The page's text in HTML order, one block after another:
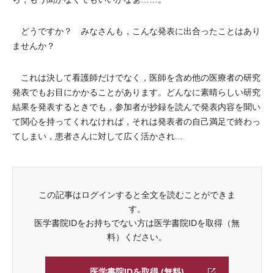
どうですか？ みなさんも，こんな発表に出合ったことはあり
ませんか？
これは決して看護師だけでなく，医師を含め他の医療者の研究
発表でもお目にかかることがあります。どんなに素晴らしい研究
結果を発表するときでも，参加者が抄録を読んで発表内容を聞い
て関心を持ってくれなければ，それは発表者の自己満足で終わっ
てしまい，患者さんに対して広く活かされ...
この記事はログインすると全文を読むことができま
す。
医学書院IDをお持ちでない方は医学書院IDを取得（無
料）ください。